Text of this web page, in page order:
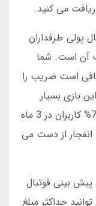
پولی طرفداران
آن است. شما
کافی است ضریب را
بازی بسیار
اعتیادآور است. آمار نشان می دهد که 70% کاربران در 3 ماه
بازی انفجار از دست می
پیش بینی فوتبال
حداکثر مبلغ